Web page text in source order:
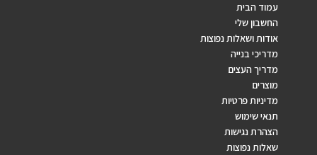
עמוד הבית
החשבון שלי
אודות ושאלות נפוצות
מדריכי בנייה
מדריך העצים
מוצרים
מדיניות פרטיות
תנאי שימוש
הצהרת נגישות
שאלות נפוצות